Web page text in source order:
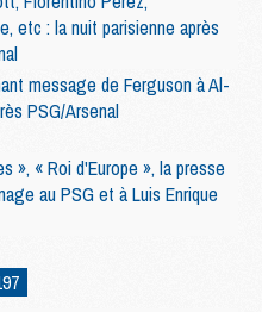
etc : la nuit parisienne après
message de Ferguson à Al-
PSG/Arsenal
», « Roi d'Europe », la presse
au PSG et à Luis Enrique